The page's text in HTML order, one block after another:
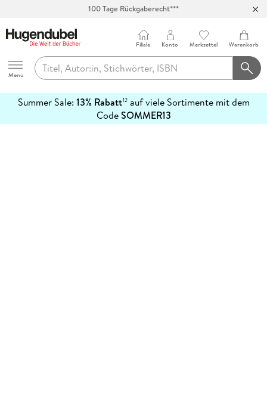
100 Tage Rückgaberecht***
Hugendubel
Menu
Filiale Konto Merkzettel Warenkorb
Summer Sale: 13% Rabatt12auf viele Sortimente mit dem
CodeSOMMER13
erfahren